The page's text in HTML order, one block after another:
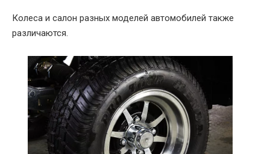
Колеса и салон разных моделей автомобилей также
различаются.